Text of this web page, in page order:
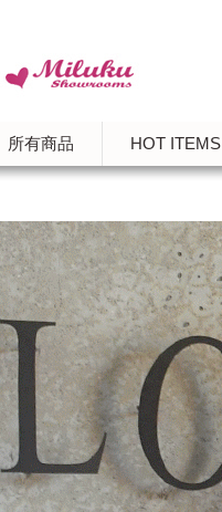
所有商品 HOT ITEMS